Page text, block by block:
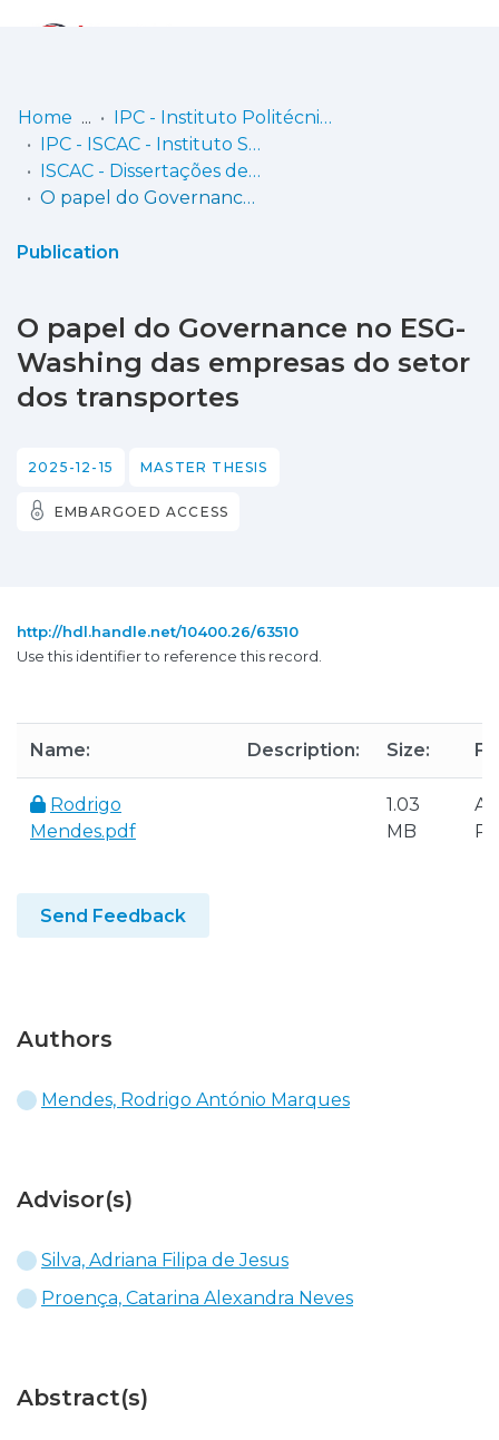
Communities
& Collections
Statistics
Home
IPC - Instituto Politécnico de Coimbra
IPC - ISCAC - Instituto Superior de Contabilidade e Administração de Coimbra
ISCAC - Dissertações de Mestrado
O papel do Governance no ESG-Washing das empresas do setor dos transportes
Publication
O papel do Governance no ESG-
Washing das empresas do setor
dos transportes
2025-12-15 MASTER THESIS
EMBARGOED ACCESS
http://hdl.handle.net/10400.26/63510
Use this identifier to reference this record.
Name: Description: Size:
Rodrigo
Mendes.pdf
1.03
MB
Send Feedback
Authors
Mendes, Rodrigo António Marques
Advisor(s)
Silva, Adriana Filipa de Jesus
Proença, Catarina Alexandra Neves
Abstract(s)